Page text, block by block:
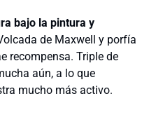
bajo la pintura y
de Maxwell y porfía
recompensa. Triple de
aún, a lo que
mucho más activo.